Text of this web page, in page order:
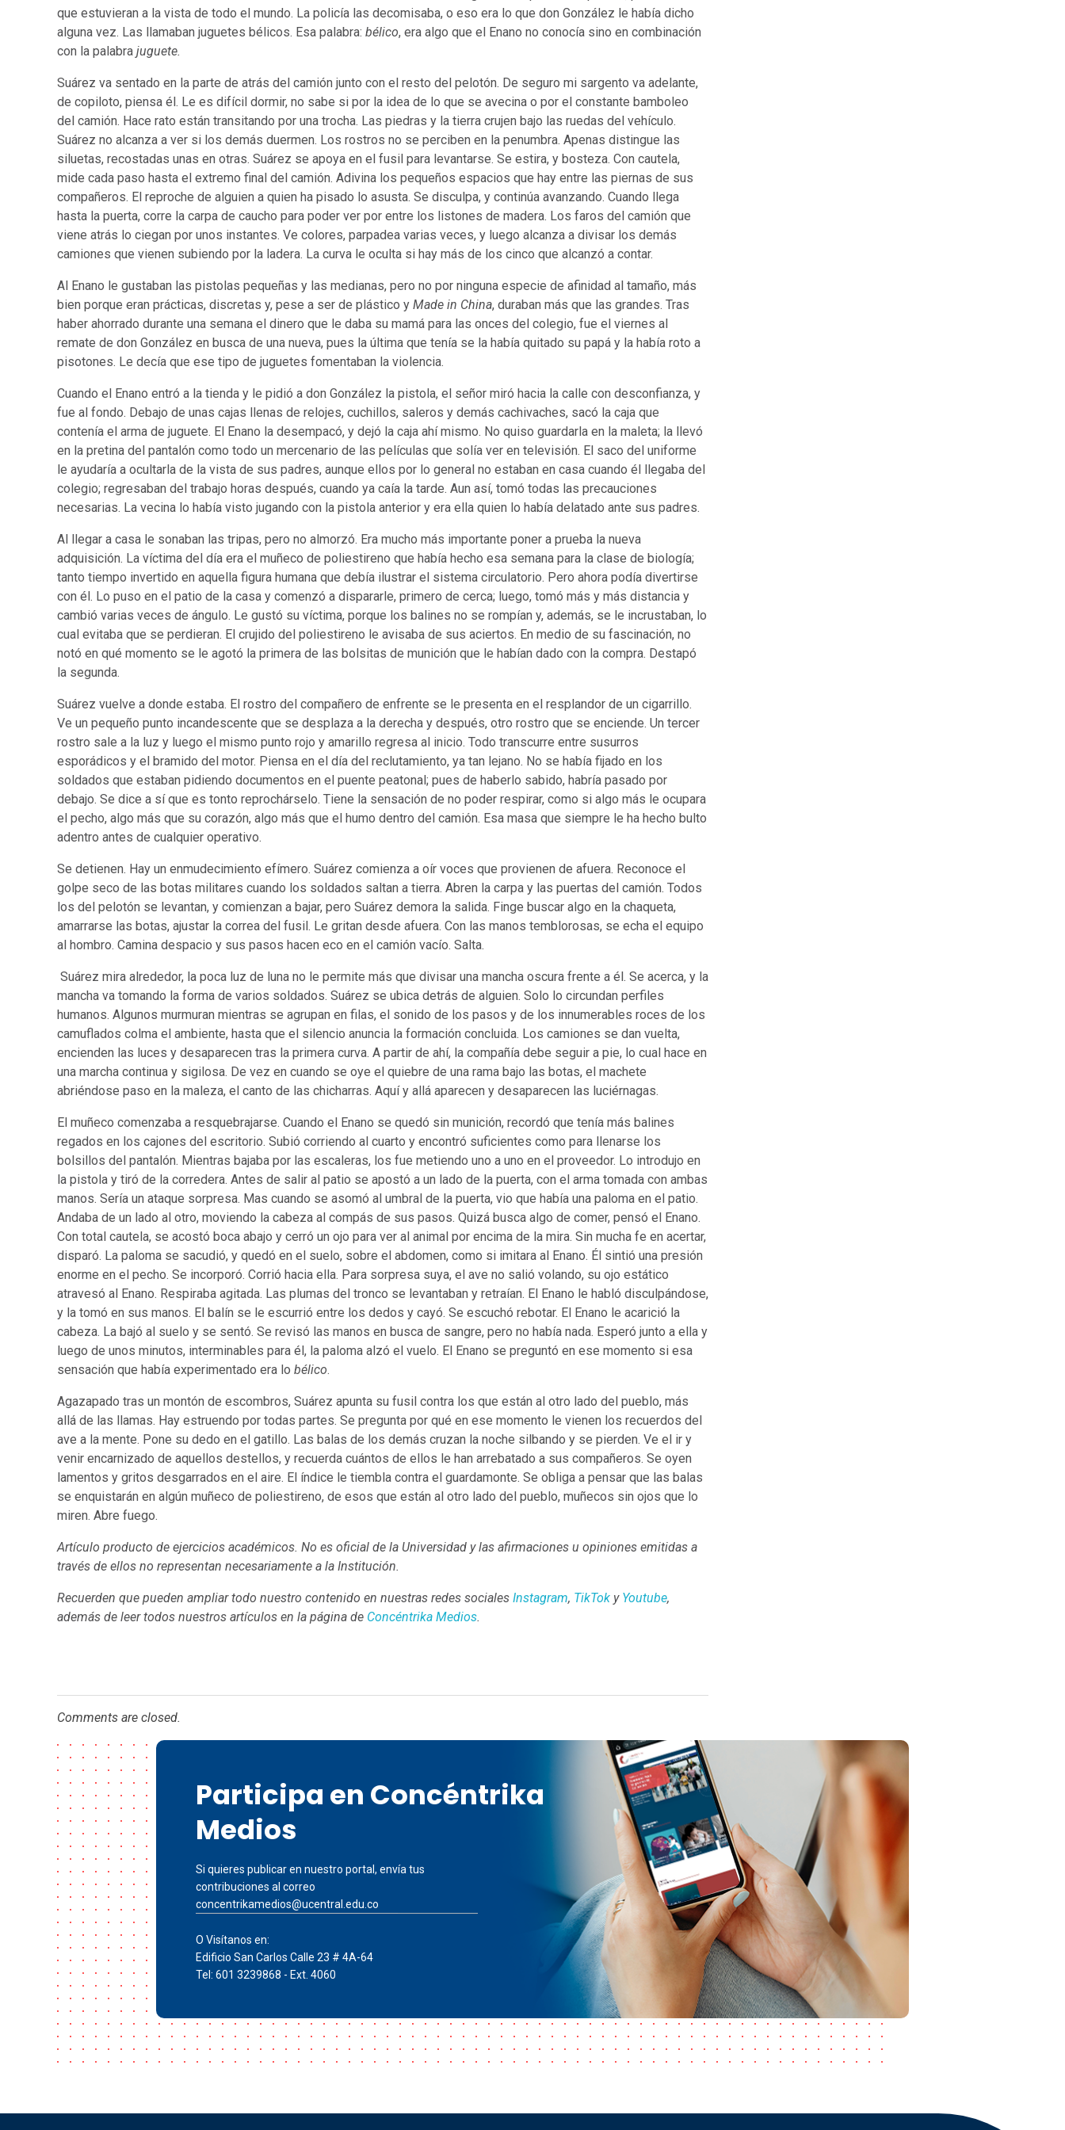
que estuvieran a la vista de todo el mundo. La policía las decomisaba, o eso era lo que don González le había dicho
alguna vez. Las llamaban juguetes bélicos. Esa palabra: bélico, era algo que el Enano no conocía sino en combinación
con la palabra juguete.
Suárez va sentado en la parte de atrás del camión junto con el resto del pelotón. De seguro mi sargento va adelante,
de copiloto, piensa él. Le es difícil dormir, no sabe si por la idea de lo que se avecina o por el constante bamboleo
del camión. Hace rato están transitando por una trocha. Las piedras y la tierra crujen bajo las ruedas del vehículo.
Suárez no alcanza a ver si los demás duermen. Los rostros no se perciben en la penumbra. Apenas distingue las
siluetas, recostadas unas en otras. Suárez se apoya en el fusil para levantarse. Se estira, y bosteza. Con cautela,
mide cada paso hasta el extremo final del camión. Adivina los pequeños espacios que hay entre las piernas de sus
compañeros. El reproche de alguien a quien ha pisado lo asusta. Se disculpa, y continúa avanzando. Cuando llega
hasta la puerta, corre la carpa de caucho para poder ver por entre los listones de madera. Los faros del camión que
viene atrás lo ciegan por unos instantes. Ve colores, parpadea varias veces, y luego alcanza a divisar los demás
camiones que vienen subiendo por la ladera. La curva le oculta si hay más de los cinco que alcanzó a contar.
Al Enano le gustaban las pistolas pequeñas y las medianas, pero no por ninguna especie de afinidad al tamaño, más
bien porque eran prácticas, discretas y, pese a ser de plástico y Made in China, duraban más que las grandes. Tras
haber ahorrado durante una semana el dinero que le daba su mamá para las onces del colegio, fue el viernes al
remate de don González en busca de una nueva, pues la última que tenía se la había quitado su papá y la había roto a
pisotones. Le decía que ese tipo de juguetes fomentaban la violencia.
Cuando el Enano entró a la tienda y le pidió a don González la pistola, el señor miró hacia la calle con desconfianza, y
fue al fondo. Debajo de unas cajas llenas de relojes, cuchillos, saleros y demás cachivaches, sacó la caja que
contenía el arma de juguete. El Enano la desempacó, y dejó la caja ahí mismo. No quiso guardarla en la maleta; la llevó
en la pretina del pantalón como todo un mercenario de las películas que solía ver en televisión. El saco del uniforme
le ayudaría a ocultarla de la vista de sus padres, aunque ellos por lo general no estaban en casa cuando él llegaba del
colegio; regresaban del trabajo horas después, cuando ya caía la tarde. Aun así, tomó todas las precauciones
necesarias. La vecina lo había visto jugando con la pistola anterior y era ella quien lo había delatado ante sus padres.
Al llegar a casa le sonaban las tripas, pero no almorzó. Era mucho más importante poner a prueba la nueva
adquisición. La víctima del día era el muñeco de poliestireno que había hecho esa semana para la clase de biología;
tanto tiempo invertido en aquella figura humana que debía ilustrar el sistema circulatorio. Pero ahora podía divertirse
con él. Lo puso en el patio de la casa y comenzó a dispararle, primero de cerca; luego, tomó más y más distancia y
cambió varias veces de ángulo. Le gustó su víctima, porque los balines no se rompían y, además, se le incrustaban, lo
cual evitaba que se perdieran. El crujido del poliestireno le avisaba de sus aciertos. En medio de su fascinación, no
notó en qué momento se le agotó la primera de las bolsitas de munición que le habían dado con la compra. Destapó
la segunda.
Suárez vuelve a donde estaba. El rostro del compañero de enfrente se le presenta en el resplandor de un cigarrillo.
Ve un pequeño punto incandescente que se desplaza a la derecha y después, otro rostro que se enciende. Un tercer
rostro sale a la luz y luego el mismo punto rojo y amarillo regresa al inicio. Todo transcurre entre susurros
esporádicos y el bramido del motor. Piensa en el día del reclutamiento, ya tan lejano. No se había fijado en los
soldados que estaban pidiendo documentos en el puente peatonal; pues de haberlo sabido, habría pasado por
debajo. Se dice a sí que es tonto reprochárselo. Tiene la sensación de no poder respirar, como si algo más le ocupara
el pecho, algo más que su corazón, algo más que el humo dentro del camión. Esa masa que siempre le ha hecho bulto
adentro antes de cualquier operativo.
Se detienen. Hay un enmudecimiento efímero. Suárez comienza a oír voces que provienen de afuera. Reconoce el
golpe seco de las botas militares cuando los soldados saltan a tierra. Abren la carpa y las puertas del camión. Todos
los del pelotón se levantan, y comienzan a bajar, pero Suárez demora la salida. Finge buscar algo en la chaqueta,
amarrarse las botas, ajustar la correa del fusil. Le gritan desde afuera. Con las manos temblorosas, se echa el equipo
al hombro. Camina despacio y sus pasos hacen eco en el camión vacío. Salta.
Suárez mira alrededor, la poca luz de luna no le permite más que divisar una mancha oscura frente a él. Se acerca, y la
mancha va tomando la forma de varios soldados. Suárez se ubica detrás de alguien. Solo lo circundan perfiles
humanos. Algunos murmuran mientras se agrupan en filas, el sonido de los pasos y de los innumerables roces de los
camuflados colma el ambiente, hasta que el silencio anuncia la formación concluida. Los camiones se dan vuelta,
encienden las luces y desaparecen tras la primera curva. A partir de ahí, la compañía debe seguir a pie, lo cual hace en
una marcha continua y sigilosa. De vez en cuando se oye el quiebre de una rama bajo las botas, el machete
abriéndose paso en la maleza, el canto de las chicharras. Aquí y allá aparecen y desaparecen las luciérnagas.
El muñeco comenzaba a resquebrajarse. Cuando el Enano se quedó sin munición, recordó que tenía más balines
regados en los cajones del escritorio. Subió corriendo al cuarto y encontró suficientes como para llenarse los
bolsillos del pantalón. Mientras bajaba por las escaleras, los fue metiendo uno a uno en el proveedor. Lo introdujo en
la pistola y tiró de la corredera. Antes de salir al patio se apostó a un lado de la puerta, con el arma tomada con ambas
manos. Sería un ataque sorpresa. Mas cuando se asomó al umbral de la puerta, vio que había una paloma en el patio.
Andaba de un lado al otro, moviendo la cabeza al compás de sus pasos. Quizá busca algo de comer, pensó el Enano.
Con total cautela, se acostó boca abajo y cerró un ojo para ver al animal por encima de la mira. Sin mucha fe en acertar,
disparó. La paloma se sacudió, y quedó en el suelo, sobre el abdomen, como si imitara al Enano. Él sintió una presión
enorme en el pecho. Se incorporó. Corrió hacia ella. Para sorpresa suya, el ave no salió volando, su ojo estático
atravesó al Enano. Respiraba agitada. Las plumas del tronco se levantaban y retraían. El Enano le habló disculpándose,
y la tomó en sus manos. El balín se le escurrió entre los dedos y cayó. Se escuchó rebotar. El Enano le acarició la
cabeza. La bajó al suelo y se sentó. Se revisó las manos en busca de sangre, pero no había nada. Esperó junto a ella y
luego de unos minutos, interminables para él, la paloma alzó el vuelo. El Enano se preguntó en ese momento si esa
sensación que había experimentado era lo bélico.
Agazapado tras un montón de escombros, Suárez apunta su fusil contra los que están al otro lado del pueblo, más
allá de las llamas. Hay estruendo por todas partes. Se pregunta por qué en ese momento le vienen los recuerdos del
ave a la mente. Pone su dedo en el gatillo. Las balas de los demás cruzan la noche silbando y se pierden. Ve el ir y
venir encarnizado de aquellos destellos, y recuerda cuántos de ellos le han arrebatado a sus compañeros. Se oyen
lamentos y gritos desgarrados en el aire. El índice le tiembla contra el guardamonte. Se obliga a pensar que las balas
se enquistarán en algún muñeco de poliestireno, de esos que están al otro lado del pueblo, muñecos sin ojos que lo
miren. Abre fuego.
Artículo producto de ejercicios académicos. No es oficial de la Universidad y las afirmaciones u opiniones emitidas a
través de ellos no representan necesariamente a la Institución.
Recuerden que pueden ampliar todo nuestro contenido en nuestras redes sociales Instagram, TikTok y Youtube,
además de leer todos nuestros artículos en la página de Concéntrika Medios.
Comments are closed.
Participa en Concéntrika
Medios
Si quieres publicar en nuestro portal, envía tus
contribuciones al correo
concentrikamedios@ucentral.edu.co
O Visítanos en:
Edificio San Carlos Calle 23 # 4A-64
Tel: 601 3239868 - Ext. 4060